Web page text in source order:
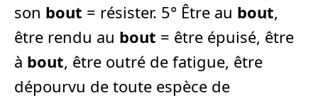
son bout = résister. 5° Être au bout,
être rendu au bout = être épuisé, être
à bout, être outré de fatigue, être
dépourvu de toute espèce de